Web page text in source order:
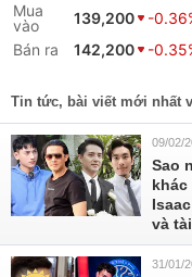
Mua
vào
139,200
-
Bán ra
142,200 -
Tin tức, bài viết mới nhất
09/02/
Sao
khác
và
31/01/